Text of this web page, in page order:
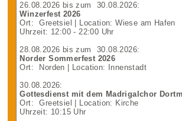
26.08.2026 bis zum 30.08.2026:
Winzerfest 2026
Ort:
Greetsiel
| Location: Wiese am Hafen
Uhrzeit: 12:00 - 22:00 Uhr
28.08.2026 bis zum 30.08.2026:
Norder Sommerfest 2026
Ort:
Norden | Location: Innenstadt
30.08.2026:
Gottesdienst mit dem Madrigalchor
Ort:
Greetsiel
| Location: Kirche
Uhrzeit: 10:15 Uhr